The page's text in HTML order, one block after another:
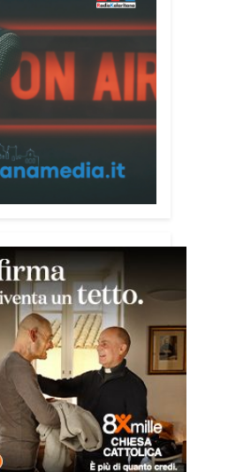
Oggi pomeriggio, alla
(MEM),
monsignor
ha approfondito il ruolo
costruzione di ponti tra
“Cagliari Città della
progetto che
e la collaborazione
quella di Thea,
del Consiglio dei
della CEI: «Il
di un’esperienza di
per
attraverso il servizio,
capace di unire